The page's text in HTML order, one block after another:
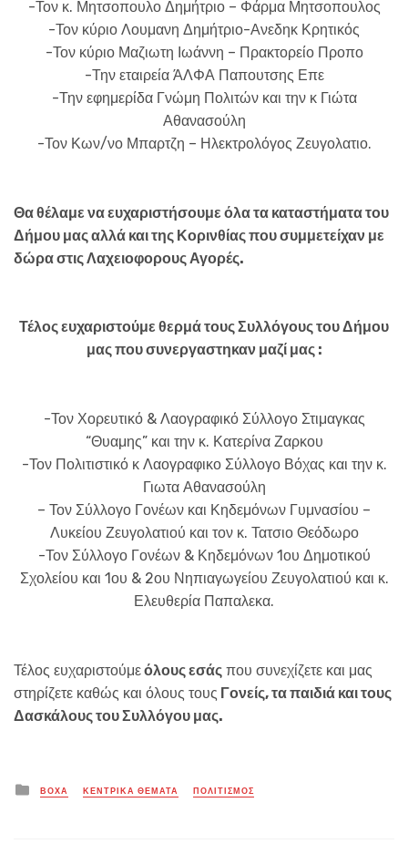
-Τον κ. Μητσοπουλο Δημήτριο – Φάρμα Μητσοπουλος
-Τον κύριο Λουμανη Δημήτριο-Ανεδηκ Κρητικός
-Τον κύριο Μαζιωτη Ιωάννη – Πρακτορείο Προπο
-Την εταιρεία ΆΛΦΑ Παπουτσης Επε
-Την εφημερίδα Γνώμη Πολιτών και την κ Γιώτα
Αθανασούλη
-Τον Κων/νο Μπαρτζη – Ηλεκτρολόγος Ζευγολατιο.
Θα θέλαμε να ευχαριστήσουμε όλα τα καταστήματα του
Δήμου μας αλλά και της Κορινθίας που συμμετείχαν με
δώρα στις Λαχειοφορους Αγορές.
Τέλος ευχαριστούμε θερμά τους Συλλόγους του Δήμου
μας που συνεργαστηκαν μαζί μας :
-Τον Χορευτικό & Λαογραφικό Σύλλογο Στιμαγκας
“Θυαμης” και την κ. Κατερίνα Ζαρκου
-Τον Πολιτιστικό κ Λαογραφικο Σύλλογο Βόχας και την κ.
Γιωτα Αθανασούλη
– Τον Σύλλογο Γονέων και Κηδεμόνων Γυμνασίου –
Λυκείου Ζευγολατιού και τον κ. Τατσιο Θεόδωρο
-Τον Σύλλογο Γονέων & Κηδεμόνων 1ου Δημοτικού
Σχολείου και 1ου & 2ου Νηπιαγωγείου Ζευγολατιού και κ.
Ελευθερία Παπαλεκα.
Τέλος ευχαριστούμεόλους εσάς που συνεχίζετε και μας
στηρίζετε καθώς και όλους τους Γονείς, τα παιδιά και τους
Δασκάλους του Συλλόγου μας.
Posted
in
ΒΟΧΑ ΚΕΝΤΡΙΚΑ ΘΕΜΑΤΑ ΠΟΛΙΤΙΣΜΟΣ